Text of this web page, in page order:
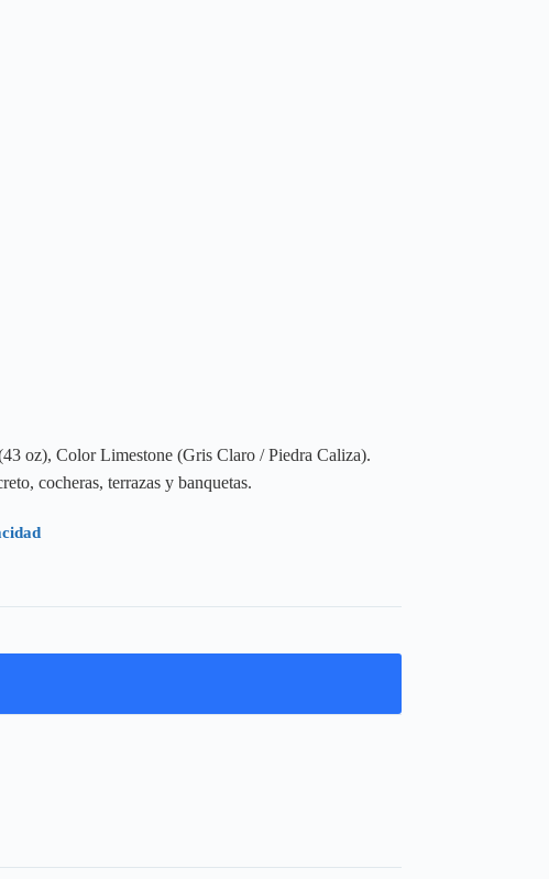
oz), Color Limestone (Gris Claro / Piedra Caliza).
cocheras, terrazas y banquetas.